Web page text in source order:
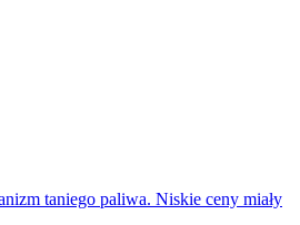
taniego paliwa. Niskie ceny miały